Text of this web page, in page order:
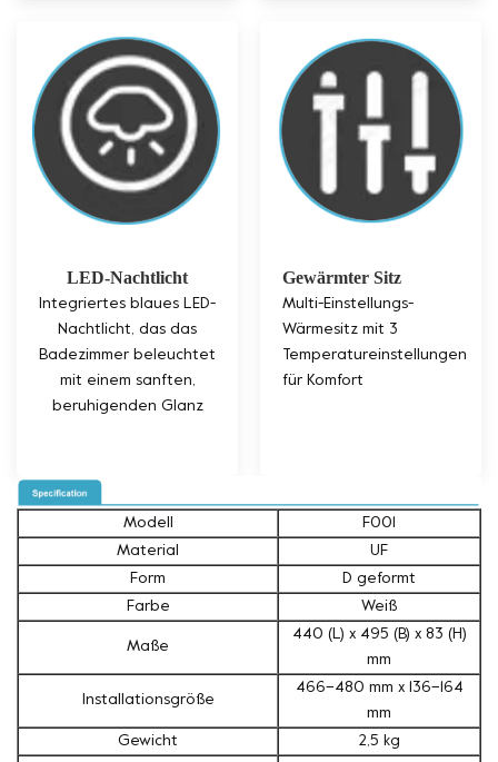
LED-Nachtlicht
Integriertes blaues LED-
Nachtlicht, das das
Badezimmer beleuchtet
mit einem sanften,
beruhigenden Glanz
Gewärmter Sitz
Multi-Einstellungs-
Wärmesitz mit 3
Temperatureinstellungen
für Komfort
Modell
F001
Material
UF
Form
D geformt
Farbe
Weiß
Maße
440 (L) x 495 (B) x 83 (H)
mm
Installationsgröße
466–480 mm x 136–164
mm
Gewicht
2,5 kg